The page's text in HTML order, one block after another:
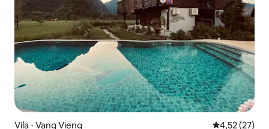
Vila ⋅ Vang Vieng 4,52 de uma
4,52 (27)